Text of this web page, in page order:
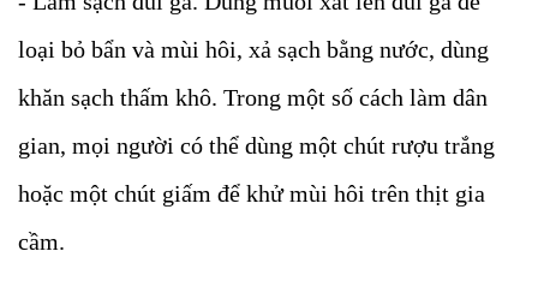
loại bỏ bẩn và mùi hôi, xả sạch bằng nước, dùng
khăn sạch thấm khô. Trong một số cách làm dân
gian, mọi người có thể dùng một chút rượu trắng
hoặc một chút giấm để khử mùi hôi trên thịt gia
cầm.